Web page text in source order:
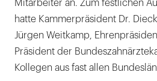
Mitarbeiter an. Zum festlichen
hatte Kammerpräsident Dr.
Jürgen Weitkamp,
Präsident der
Kollegen aus fast allen